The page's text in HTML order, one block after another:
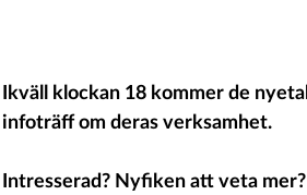
Ikväll klockan 18 kommer de
infoträff om deras verksamhet.
Intresserad? Nyfiken att veta mer?